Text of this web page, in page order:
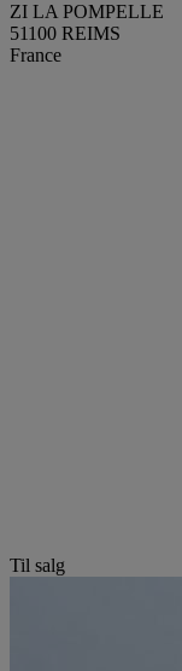
ZI LA POMPELLE
51100 REIMS
France
Til salg